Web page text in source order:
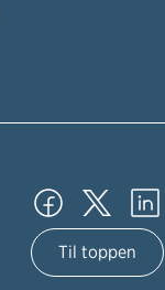
Til toppen